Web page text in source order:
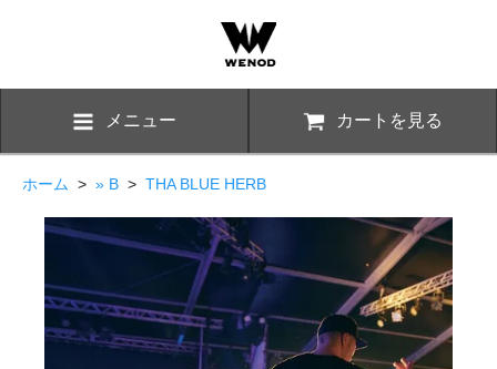
メニュー カートを見る
ホーム > » B > THA BLUE HERB